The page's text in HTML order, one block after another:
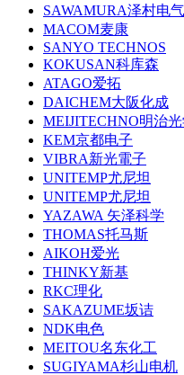
SAWAMURA泽村电气
MACOM麦康
SANYO TECHNOS
KOKUSAN科库森
ATAGO爱拓
DAICHEM大阪化成
MEIJITECHNO明治
KEM京都电子
VIBRA新光電子
UNITEMP尤尼坦
UNITEMP尤尼坦
YAZAWA 矢泽科学
THOMAS托马斯
AIKOH爱光
THINKY新基
RKC理化
SAKAZUME坂诘
NDK电色
MEITOU名东化工
SUGIYAMA杉山电机